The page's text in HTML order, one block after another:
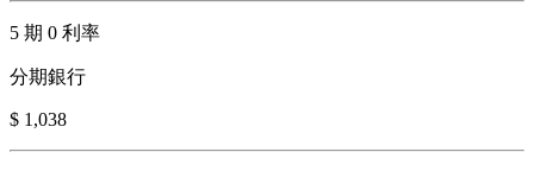
5 期 0 利率
分期銀行
$ 1,038